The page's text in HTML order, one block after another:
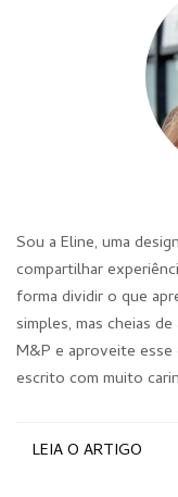
Sou a Eline, uma
compartilhar
forma dividir o que
simples, mas cheias
M&P e aproveite
escrito com muito
LEIA O ARTIGO